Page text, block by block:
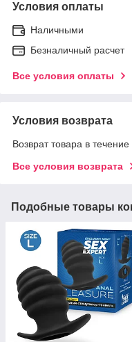
Условия оплаты
Наличными
Безналичный расчет
Все условия оплаты
Условия возврата
Возврат товара в
Все условия возврата
Подобные товары